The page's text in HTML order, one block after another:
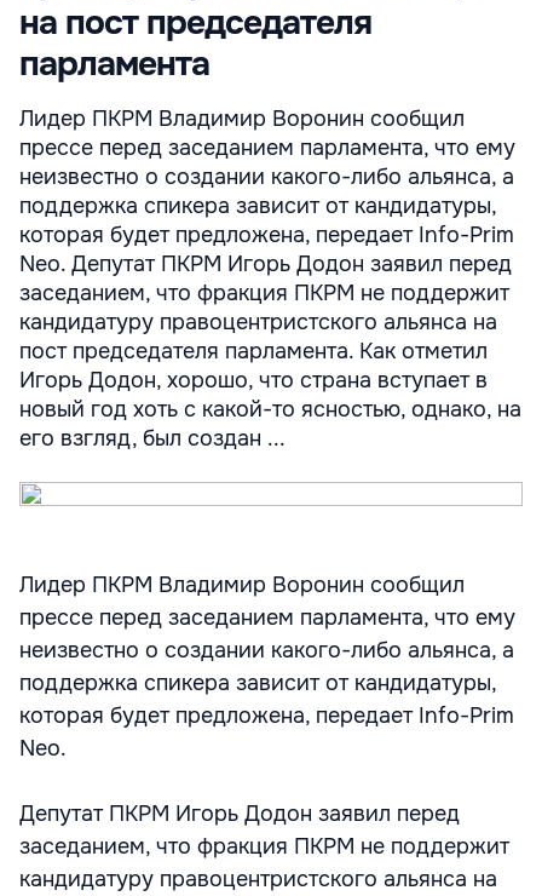
на пост председателя
парламента
Лидер ПКРМ Владимир Воронин сообщил
прессе перед заседанием парламента, что ему
неизвестно о создании какого-либо альянса, а
поддержка спикера зависит от кандидатуры,
которая будет предложена, передает Info-Prim
Neo. Депутат ПКРМ Игорь Додон заявил перед
заседанием, что фракция ПКРМ не поддержит
кандидатуру правоцентристского альянса на
пост председателя парламента. Как отметил
Игорь Додон, хорошо, что страна вступает в
новый год хоть с какой-то ясностью, однако, на
его взгляд, был создан ...
Лидер ПКРМ Владимир Воронин сообщил
прессе перед заседанием парламента, что ему
неизвестно о создании какого-либо альянса, а
поддержка спикера зависит от кандидатуры,
которая будет предложена, передает Info-Prim
Neo.
Депутат ПКРМ Игорь Додон заявил перед
заседанием, что фракция ПКРМ не поддержит
кандидатуру правоцентристского альянса на